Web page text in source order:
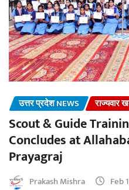
उत्तर प्रदेश NEWS राज्यवार
Scout & Guide
Concludes at
Prayagraj
Prakash Mishra Feb